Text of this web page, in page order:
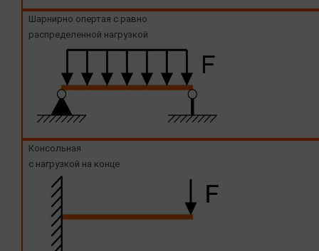
Шарнирно опертая с равно
распределенной нагрузкой
Консольная
с нагрузкой на конце